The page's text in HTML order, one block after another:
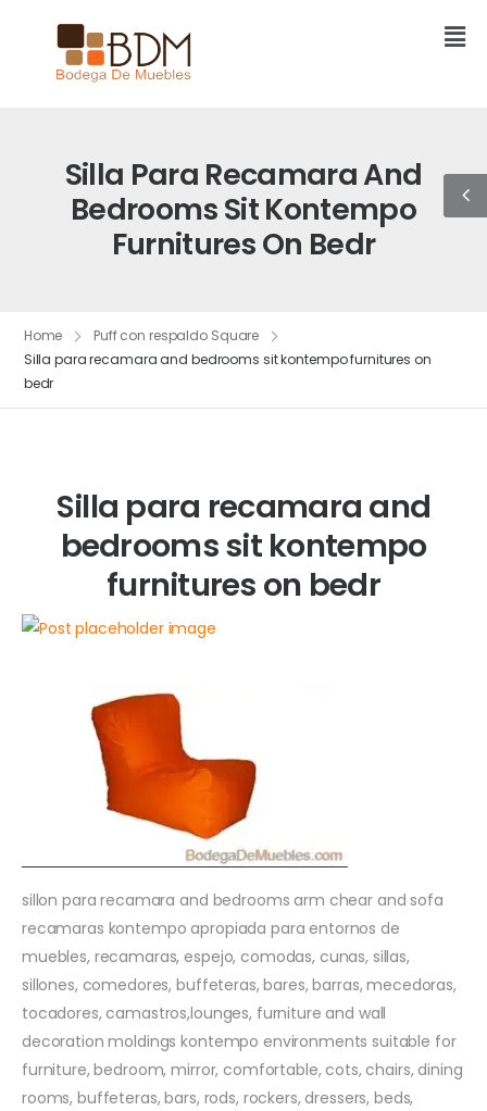
Silla Para Recamara And
Bedrooms Sit Kontempo
Furnitures On Bedr
Home
Puff con respaldo Square
Silla para recamara and bedrooms sit kontempo furnitures on
bedr
Silla para recamara and
bedrooms sit kontempo
furnitures on bedr
sillon para recamara and bedrooms arm chear and sofa
recamaras kontempo apropiada para entornos de
muebles, recamaras, espejo, comodas, cunas, sillas,
sillones, comedores, buffeteras, bares, barras, mecedoras,
tocadores, camastros,lounges, furniture and wall
decoration moldings kontempo environments suitable for
furniture, bedroom, mirror, comfortable, cots, chairs, dining
rooms, buffeteras, bars, rods, rockers, dressers, beds,